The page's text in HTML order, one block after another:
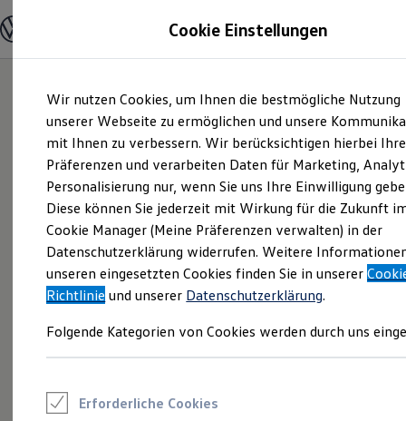
Hauptinhalt
springen
Footer
springen
Modelle und Konfigurator
Modelle vergleichen
Elektroautos
ENERGY Sondermodelle
Nutzfahrzeuge
SUV und CUV
Familienautos
Kombis
Kompaktwagen
Sportwagen
Schnell verfügbare Fahrzeuge
Angebote und Produkte
Aktuelle Angebote
E-Auto-Förderung
Volkswagen Marktplatz
Junge Gebrauchtwagen und Gebrauchtwagen
Saisonangebote
Cookie Einstellungen
Wir nutzen Cookies, um Ihnen die bestmögliche Nutzung
unserer Webseite zu ermöglichen und unsere
mit Ihnen zu verbessern. Wir berücksichtigen hierbei Ihre
Präferenzen und verarbeiten Daten für Marketing,
Personalisierung nur, wenn Sie uns Ihre Einwilligung
Diese können Sie jederzeit mit Wirkung für die Zukunft
Cookie Manager (Meine Präferenzen verwalten) in der
Datenschutzerklärung widerrufen. Weitere
unseren eingesetzten Cookies finden Sie in unserer
Richtlinie und unserer Datenschutzerklärung.
Folgende Kategorien von Cookies werden durch uns
Erforderliche Cookies